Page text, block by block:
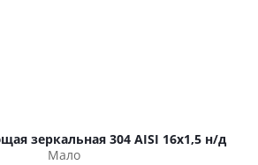
зеркальная 304 AISI 16х1,5 н/д
Мало